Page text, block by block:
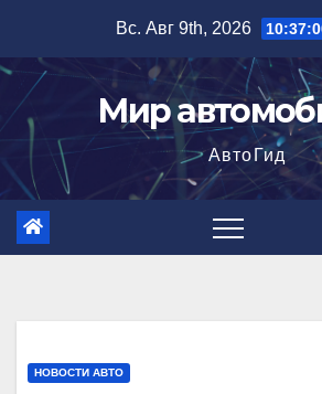
содержимому
Вс. Авг 9th, 2026
Мир
АвтоГид
НОВОСТИ АВТО